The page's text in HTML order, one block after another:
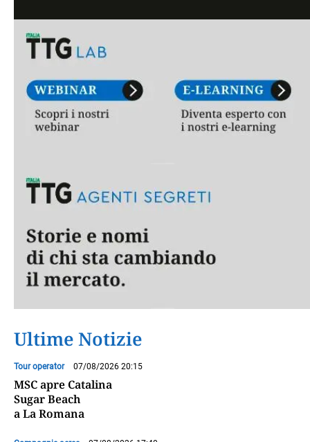
Ultime Notizie
Tour operator 07/08/2026 20:15
MSC apre Catalina
Sugar Beach
a La Romana